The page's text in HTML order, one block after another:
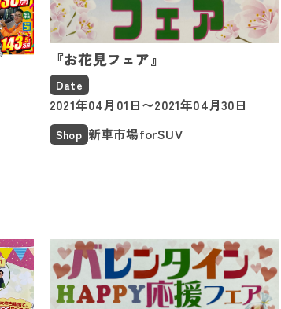
『お花見フェア』
Date
2021年04月01日〜2021年04月30日
Shop 新車市場forSUV